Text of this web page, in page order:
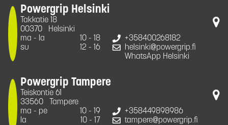
Powergrip Helsinki
Takkatie 18
00370
Helsinki
ma - la
10 - 18
su
12 - 16
+358400268182
helsinki@powergrip.fi
WhatsApp Helsinki
Powergrip Tampere
Teiskontie 61
33560
Tampere
ma - pe
10 - 19
la
10 - 17
+358449898986
tampere@powergrip.fi